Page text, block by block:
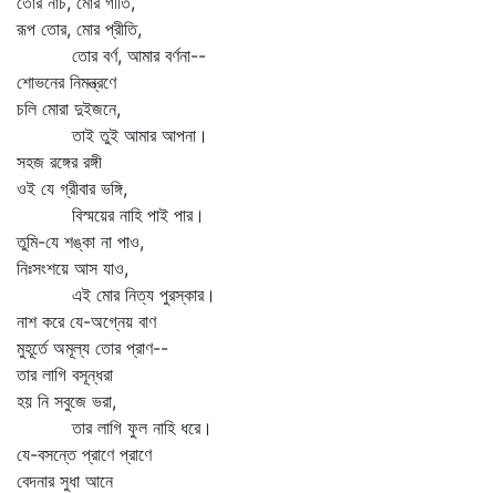
রূপ তোর, মোর প্রীতি,
তোর বর্ণ, আমার বর্ণনা--
শোভনের নিমন্ত্রণে
চলি মোরা দুইজনে,
তাই তুই আমার আপনা।
সহজ রঙ্গের রঙ্গী
ওই যে গ্রীবার ভঙ্গি,
বিস্ময়ের নাহি পাই পার।
তুমি-যে শঙ্কা না পাও,
নিঃসংশয়ে আস যাও,
এই মোর নিত্য পুরস্কার।
নাশ করে যে-অগ্নেয় বাণ
মুহূর্তে অমূল্য তোর প্রাণ--
তার লাগি বসূন্ধরা
হয় নি সবুজে ভরা,
তার লাগি ফুল নাহি ধরে।
যে-বসন্তে প্রাণে প্রাণে
বেদনার সুধা আনে